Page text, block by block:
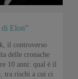
di Elon”
il controverso
delle cronache
10 anni: qual è il
tra rischi a cui ci